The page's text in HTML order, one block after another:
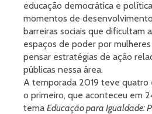
educação democrática e
momentos de
barreiras sociais que dificultam
espaços de poder por
pensar estratégias de ação
públicas nessa área.
A temporada 2019 teve quatro
o primeiro, que aconteceu em
tema Educação para Igualdade: